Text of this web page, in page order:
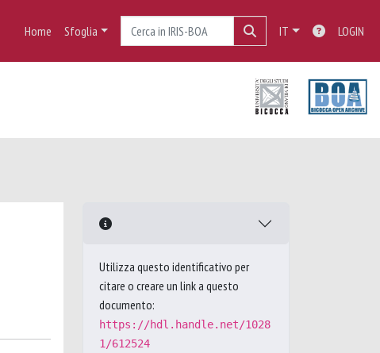
Home Sfoglia IT LOGIN
Utilizza questo identificativo per
citare o creare un link a questo
documento:
https://hdl.handle.net/1028
1/612524